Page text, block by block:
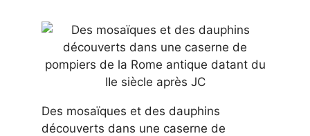
Des mosaïques et des dauphins
découverts dans une caserne de